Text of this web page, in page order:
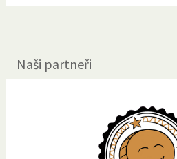
Naši partneři